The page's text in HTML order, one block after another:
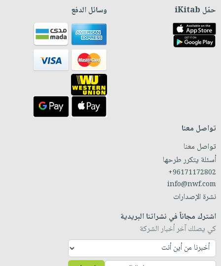
حمّل iKitab وسائل الدفع
تواصل معنا
تواصل معنا
أسئلة يتكرر طرحها
+96171172802
info@nwf.com
نشرة الإصدارات
اشترك مجاناً في نشراتنا البريدية
كي يصلك آخر أخبار الشركة